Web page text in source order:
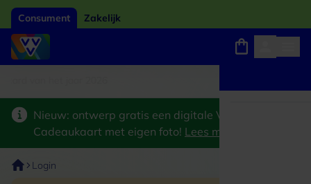
Consument Zakelijk
Nieuw: ontwerp gratis een digitale VVV
Cadeaukaart met eigen foto! Lees meer
Login